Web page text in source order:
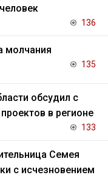
136
молчания
135
обсудил с
в регионе
133
Семея
с исчезновением